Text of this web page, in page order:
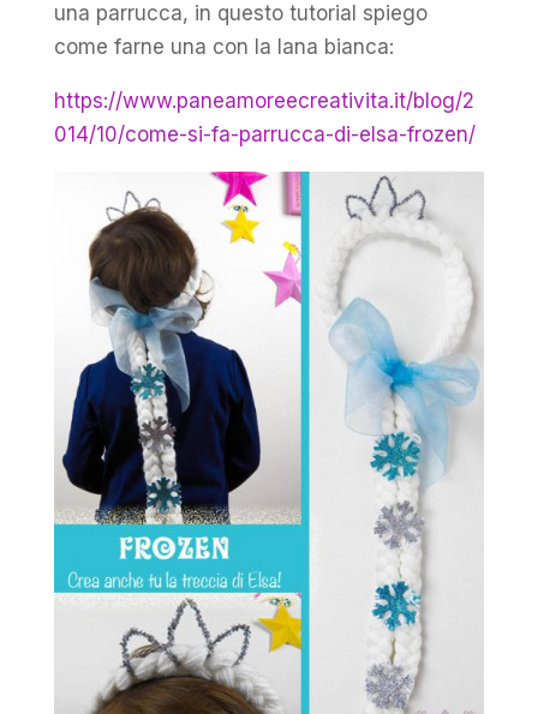
una parrucca, in questo tutorial spiego
come farne una con la lana bianca:
https://www.paneamoreecreativita.it/blog/2
014/10/come-si-fa-parrucca-di-elsa-frozen/